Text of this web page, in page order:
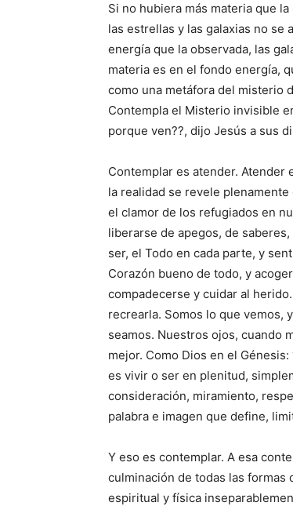
Si no hubiera más materia que
las estrellas y las galaxias no se
energía que la observada, las
materia es en el fondo energía,
como una metáfora del misterio
Contempla el Misterio invisible
porque ven??, dijo Jesús a sus
Contemplar es atender.
la realidad se revele
el clamor de los refugiados en
liberarse de apegos, de
ser, el Todo en cada parte, y
Corazón bueno de todo, y
compadecerse y cuidar al
recrearla. Somos lo que vemos,
seamos. Nuestros ojos, cuando
mejor. Como Dios en el
es vivir o ser en plenitud,
consideración, miramiento,
palabra e imagen que define,
Y eso es contemplar. A esa
culminación de todas las formas
espiritual y física